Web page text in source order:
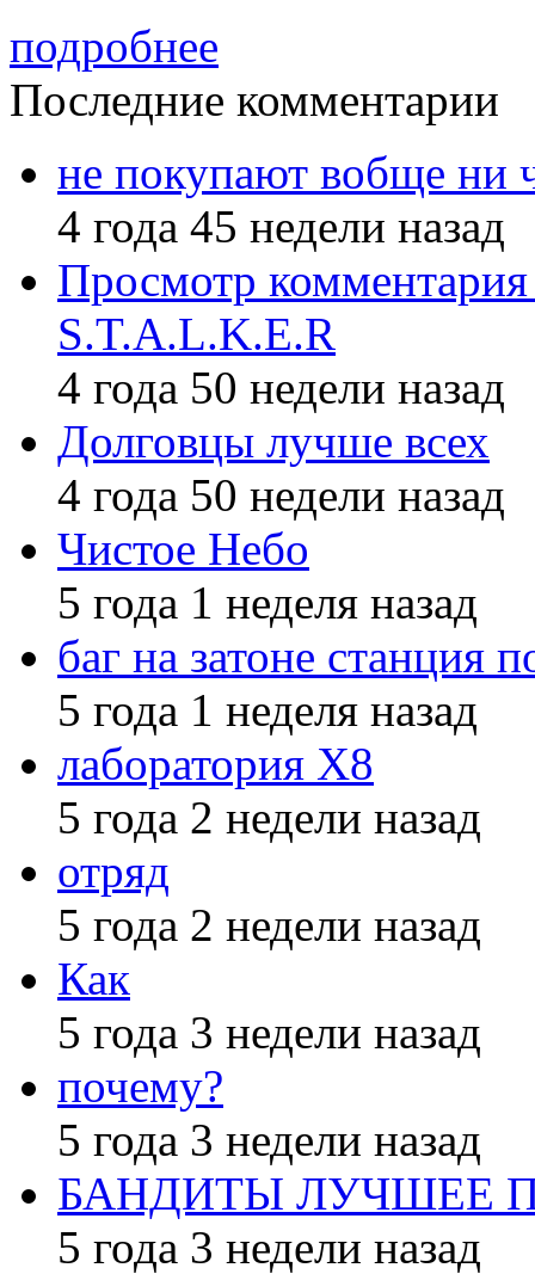
подробнее
Последние комментарии
не покупают вобще ни
4 года 45 недели назад
Просмотр
S.T.A.L.K.E.R
4 года 50 недели назад
Долговцы лучше всех
4 года 50 недели назад
Чистое Небо
5 года 1 неделя назад
баг на затоне станция
5 года 1 неделя назад
лаборатория X8
5 года 2 недели назад
отряд
5 года 2 недели назад
Как
5 года 3 недели назад
почему?
5 года 3 недели назад
БАНДИТЫ ЛУЧШЕЕ
5 года 3 недели назад